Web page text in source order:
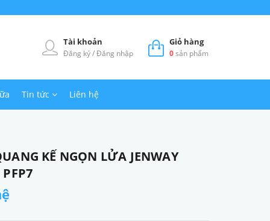
Giỏ hàng
0sản phẩm
Tài khoản
Đăng ký/Đăng nhập
Tin tức Liên hệ
KẾ NGỌN LỬA JENWAY